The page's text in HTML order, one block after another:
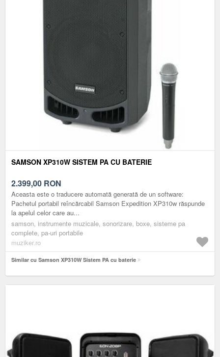
SAMSON XP310W SISTEM PA CU BATERIE
2.399,00 RON
Aceasta este o traducere automată generată de un software:
Pachetul portabil reîncărcabil Samson Expedition XP310w răspunde
la apelul celor care au...
samson, instrumente muzicale, sonorizare, boxe, sisteme pa
complete, pa-uri portabile
muziker.ro
Similar cu Samson XP310W Sistem PA cu baterie